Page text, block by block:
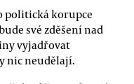
politická korupce
své zděšení nad
vyjadřovat
nic neudělají.